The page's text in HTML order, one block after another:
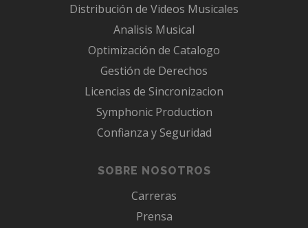
Distribución de Videos Musicales
Analisis Musical
Optimización de Catalogo
Gestión de Derechos
Licencias de Sincronizacion
Symphonic Production
Confianza y Seguridad
SOBRE NOSOTROS
Carreras
Prensa